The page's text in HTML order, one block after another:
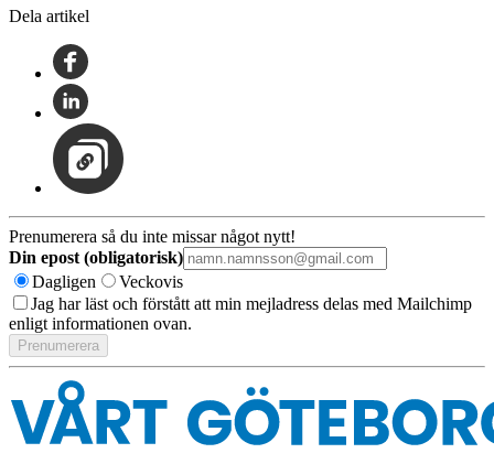
Dela artikel
Prenumerera så du inte missar något nytt!
Din epost (obligatorisk)
Dagligen
Veckovis
Jag har läst och förstått att min mejladress delas med Mailchimp
enligt informationen ovan.